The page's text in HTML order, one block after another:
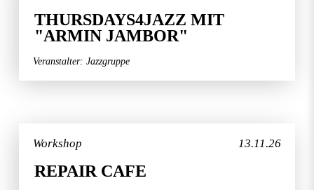
THURSDAYS4JAZZ MIT
"ARMIN JAMBOR"
Veranstalter: Jazzgruppe
13.11.26
Workshop
REPAIR CAFE